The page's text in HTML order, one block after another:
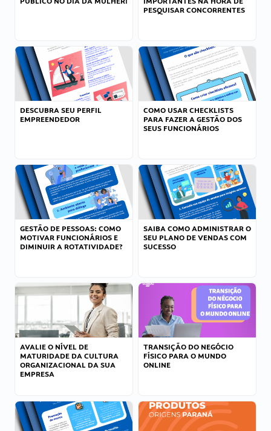
PESQUISAR CONCORRENTES
DESCUBRA SEU PERFIL
EMPREENDEDOR
COMO USAR CHECKLISTS
PARA FAZER A GESTÃO DOS
SEUS FUNCIONÁRIOS
GESTÃO DE PESSOAS: COMO
MOTIVAR FUNCIONÁRIOS E
DIMINUIR A ROTATIVIDADE?
SAIBA COMO ADMINISTRAR O
SEU PLANO DE VENDAS COM
SUCESSO
AVALIE O NÍVEL DE
MATURIDADE DA CULTURA
ORGANIZACIONAL DA SUA
EMPRESA
TRANSIÇÃO DO NEGÓCIO
FÍSICO PARA O MUNDO
ONLINE